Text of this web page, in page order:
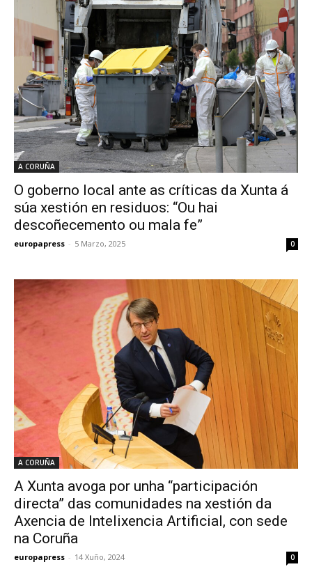
A CORUÑA
O goberno local ante as críticas da Xunta á
súa xestión en residuos: “Ou hai
descoñecemento ou mala fe”
europapress - 5 Marzo, 2025 0
A CORUÑA
A Xunta avoga por unha “participación
directa” das comunidades na xestión da
Axencia de Intelixencia Artificial, con sede
na Coruña
europapress - 14 Xuño, 2024 0